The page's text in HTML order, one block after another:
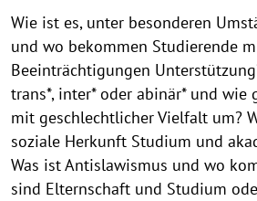
Wie ist es, unter besonderen
und wo bekommen Studierende
Beeinträchtigungen
trans*, inter* oder abinär* und wie
mit geschlechtlicher Vielfalt um?
soziale Herkunft Studium und
Was ist Antislawismus und wo
sind Elternschaft und Studium